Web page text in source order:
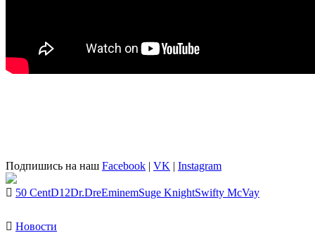
Подпишись на наш Facebook | VK | Instagram
50 CentD12Dr.DreEminemSuge KnightSwifty McVay
Новости